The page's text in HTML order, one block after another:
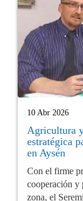
10 Abr 2026
Agricultura
estratégica
en Aysén
Con el firme
cooperación y
zona, el